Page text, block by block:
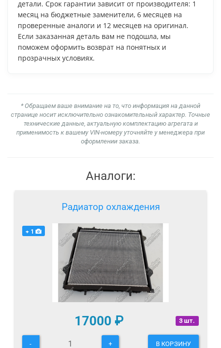
детали. Срок гарантии зависит от производителя: 1
месяц на бюджетные заменители, 6 месяцев на
проверенные аналоги и 12 месяцев на оригинал.
Если заказанная деталь вам не подошла, мы
поможем оформить возврат на понятных и
прозрачных условиях.
* Обращаем ваше внимание на то, что информация на данной
странице носит исключительно ознакомительный характер. Точные
технические данные, актуальную комплектацию агрегата и
применимость к вашему VIN-номеру уточняйте у менеджера при
оформлении заказа.
Аналоги:
Радиатор охлаждения
+ 1
3 шт.
17000 ₽
- + В КОРЗИНУ